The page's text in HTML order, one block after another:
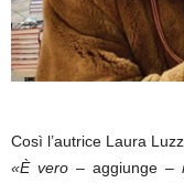
Così l’autrice Laura
«È vero – aggiunge –